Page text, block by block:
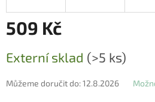
509 Kč
cena:
Externí sklad (>5 ks)
Můžeme doručit do:12.8.2026